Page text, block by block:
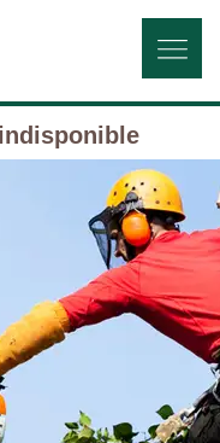
indisponible